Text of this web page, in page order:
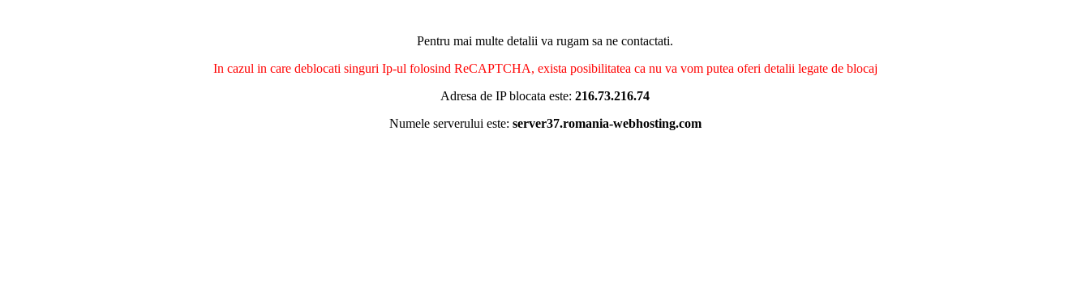
Pentru mai multe detalii va rugam sa ne contactati.
In cazul in care deblocati singuri Ip-ul folosind ReCAPTCHA, exista posibilitatea ca nu va vom putea oferi detalii legate de blocaj
Adresa de IP blocata este: 216.73.216.74
Numele serverului este: server37.romania-webhosting.com